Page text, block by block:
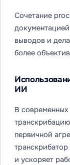
Сочетание
выводов и
более
ИИ
В
первичной
и ускоряет